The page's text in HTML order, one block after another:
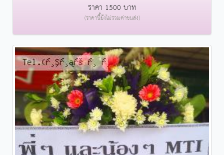
ราคา 1500 บาท
(ราคานี้ยังไม่รวมค่าขนส่ง)